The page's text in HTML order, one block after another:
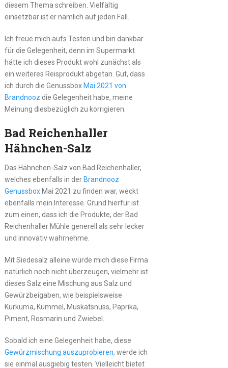
diesem Thema schreiben. Vielfältig
einsetzbar ist er nämlich auf jeden Fall.
Ich freue mich aufs Testen und bin dankbar
für die Gelegenheit, denn im Supermarkt
hätte ich dieses Produkt wohl zunächst als
ein weiteres Reisprodukt abgetan. Gut, dass
ich durch die GenussboxMai 2021 von
Brandnooz die Gelegenheit habe, meine
Meinung diesbezüglich zu korrigieren.
Bad Reichenhaller
Hähnchen-Salz
Das Hähnchen-Salz von Bad Reichenhaller,
welches ebenfalls in derBrandnooz
GenussboxMai 2021 zu finden war, weckt
ebenfalls mein Interesse. Grund hierfür ist
zum einen, dass ich die Produkte, der Bad
Reichenhaller Mühle generell als sehr lecker
und innovativ wahrnehme.
Mit Siedesalz alleine würde mich diese Firma
natürlich noch nicht überzeugen, vielmehr ist
dieses Salz eine Mischung aus Salz und
Gewürzbeigaben, wie beispielsweise
Kurkuma, Kümmel, Muskatsnuss, Paprika,
Piment, Rosmarin und Zwiebel.
Sobald ich eine Gelegenheit habe, diese
Gewürzmischung auszuprobieren, werde ich
sie einmal ausgiebig testen. Vielleicht bietet